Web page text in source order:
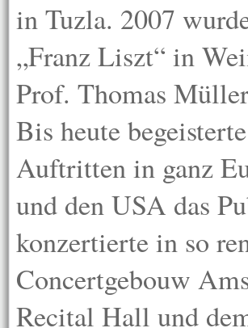
in Tuzla. 2007
„Franz Liszt“ in
Prof. Thomas
Bis heute
Auftritten in ganz
und den USA das
konzertierte in so
Concertgebouw
Recital Hall und